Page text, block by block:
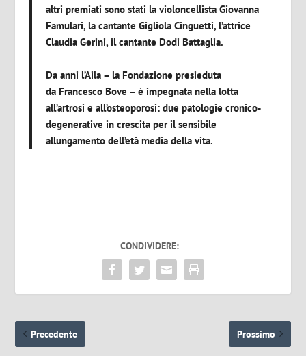
altri premiati sono stati la violoncellistaGiovanna
Famulari, la cantanteGigliola Cinguetti, l’attrice
Claudia Gerini, il cantante Dodi Battaglia.
Da anni l’Aila – la Fondazione presieduta
da Francesco Bove – è impegnata nella lotta
all’artrosi e all’osteoporosi: due patologie cronico-
degenerative in crescita per il sensibile
allungamento dell’età media della vita.
CONDIVIDERE:
Precedente Prossimo